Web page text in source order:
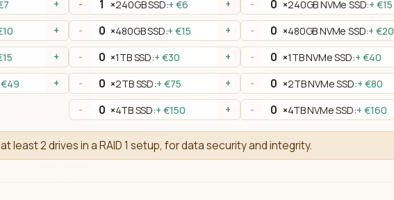
+
+
+
€49 +
- ×240GB SSD:+ €6 +
- ×480GB SSD:+ €15 +
- ×1TB SSD:+ €30 +
- ×2TB SSD:+ €75 +
- ×4TB SSD:+ €150 +
- ×240GB NVMe SSD:+ €15
- ×480GB NVMe SSD:+ €20
- ×1TB NVMe SSD:+ €40
- ×2TB NVMe SSD:+ €80
- ×4TB NVMe SSD:+ €160
least 2 drives in a RAID 1 setup, for data security and integrity.